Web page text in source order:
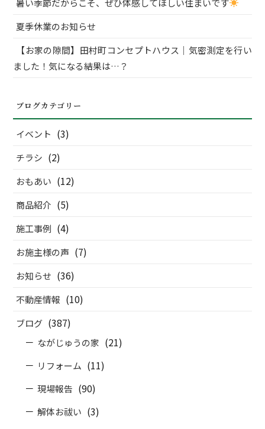
暑い季節だからこそ、ぜひ体感してほしい住まいです
夏季休業のお知らせ
【お家の隙間】田村町コンセプトハウス｜気密測定を行い
ました！気になる結果は…？
ブログカテゴリー
イベント (3)
チラシ (2)
おもあい (12)
商品紹介 (5)
施工事例 (4)
お施主様の声 (7)
お知らせ (36)
不動産情報 (10)
ブログ (387)
ながじゅうの家 (21)
リフォーム (11)
現場報告 (90)
解体お祓い (3)